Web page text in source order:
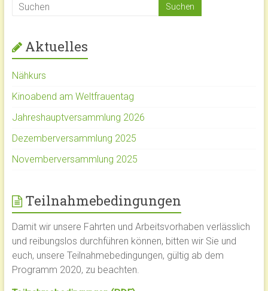
Aktuelles
Nähkurs
Kinoabend am Weltfrauentag
Jahreshauptversammlung 2026
Dezemberversammlung 2025
Novemberversammlung 2025
Teilnahmebedingungen
Damit wir unsere Fahrten und Arbeitsvorhaben verlässlich
und reibungslos durchführen können, bitten wir Sie und
euch, unsere Teilnahmebedingungen, gültig ab dem
Programm 2020, zu beachten.